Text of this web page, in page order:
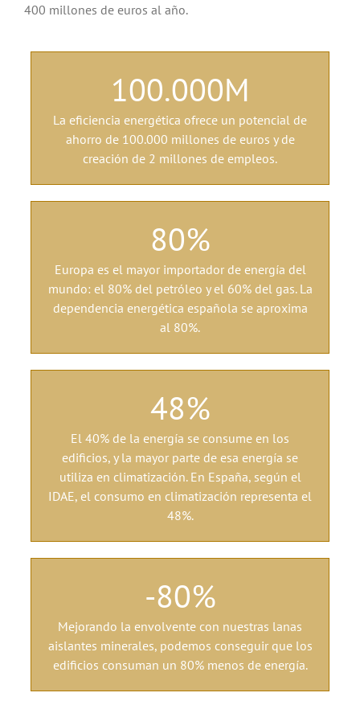
400 millones de euros al año.
100.000M
La eficiencia energética ofrece un potencial de
ahorro de 100.000 millones de euros y de
creación de 2 millones de empleos.
80%
Europa es el mayor importador de energía del
mundo: el 80% del petróleo y el 60% del gas. La
dependencia energética española se aproxima
al 80%.
48%
El 40% de la energía se consume en los
edificios, y la mayor parte de esa energía se
utiliza en climatización. En España, según el
IDAE, el consumo en climatización representa el
48%.
-80%
Mejorando la envolvente con nuestras lanas
aislantes minerales, podemos conseguir que los
edificios consuman un 80% menos de energía.